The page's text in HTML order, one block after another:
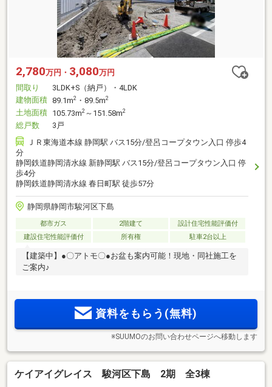
2,780万円・ 3,080万円
間取り
3LDK+S（納戸）・4LDK
建物面積 89.1m2 ・89.5m2
土地面積 105.73m2 ～151.58m2
総戸数
3戸
ＪＲ東海道本線 静岡駅 バス15分/登呂コープタウン入口 停歩4
分
静岡鉄道静岡清水線 新静岡駅 バス15分/登呂コープタウン入口 停
歩4分
静岡鉄道静岡清水線 春日町駅 徒歩57分
静岡県静岡市駿河区下島
都市ガス 2階建て
設計住宅性能評価付
建設住宅性能評価付
所有権 駐車2台以上
【建築中】●〇アトモ〇●お盆も案内可能！現地・同社施工を
ご案内♪
資料をもらう(無料)
※SUUMOのお問い合わせページへ移動します
ケイアイグレイス 駿河区下島 2期 全3棟